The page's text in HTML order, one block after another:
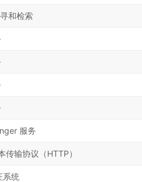
和检索
服务
传输协议（HTTP）
系统